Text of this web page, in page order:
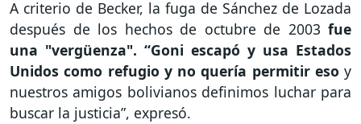
A criterio de Becker, la fuga de Sánchez de Lozada
después de los hechos de octubre de 2003 fue
una "vergüenza". “Goni escapó y usa Estados
Unidos como refugio y no quería permitir eso y
nuestros amigos bolivianos definimos luchar para
buscar la justicia”, expresó.